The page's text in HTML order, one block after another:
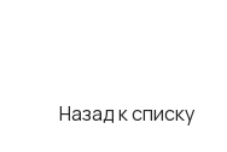
Назад к списку